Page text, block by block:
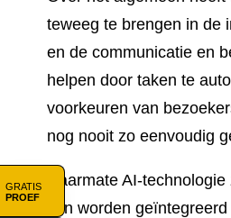
GRATIS
PROEF
teweeg te brengen in de
en de communicatie en
helpen door taken te
voorkeuren van
nog nooit zo eenvoudig
Naarmate AI-
kan worden